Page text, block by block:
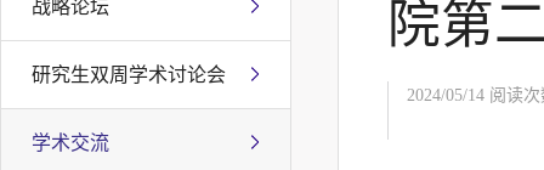
战略论坛
研究生双周学术讨论会
学术交流
院第
2024/05/14 阅读